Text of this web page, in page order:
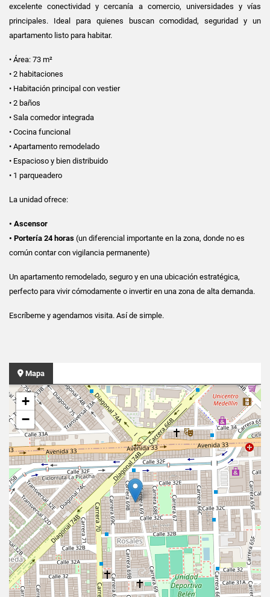
excelente conectividad y cercanía a comercio, universidades y vías
principales. Ideal para quienes buscan comodidad, seguridad y un
apartamento listo para habitar.
• Área: 73 m²
• 2 habitaciones
• Habitación principal con vestier
• 2 baños
• Sala comedor integrada
• Cocina funcional
• Apartamento remodelado
• Espacioso y bien distribuido
• 1 parqueadero
La unidad ofrece:
• Ascensor
• Portería 24 horas (un diferencial importante en la zona, donde no es
común contar con vigilancia permanente)
Un apartamento remodelado, seguro y en una ubicación estratégica,
perfecto para vivir cómodamente o invertir en una zona de alta demanda.
Escríbeme y agendamos visita. Así de simple.
Mapa
+
−